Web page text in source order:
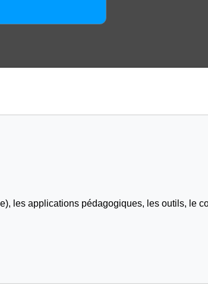
les applications pédagogiques, les outils, le